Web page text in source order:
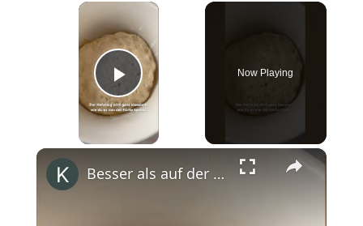
×
Play Video
Now Playing
×
Besser als auf der Skihütte 🤗 #shorts